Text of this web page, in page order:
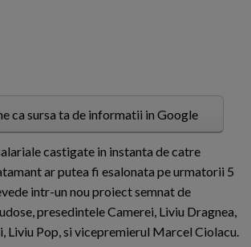
ca sursa ta de informatii in Google
castigate in instanta de catre
ar putea fi esalonata pe urmatorii 5
intr-un nou proiect semnat de
presedintele Camerei, Liviu Dragnea,
Liviu Pop, si vicepremierul Marcel Ciolacu.